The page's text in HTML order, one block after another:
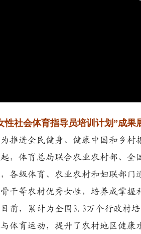
社会体育指导员培训计划”成果
为推进全民健身、健康中国和乡
起，体育总局联合农业农村部、
各级体育、农业农村和妇联部门
干等农村优秀女性，培养成掌
前，累计为全国3.3万个行政村
体育运动，提升了农村地区健康